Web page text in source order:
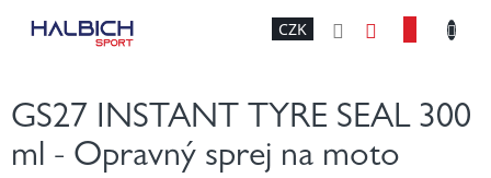
CZK
GS27 INSTANT TYRE SEAL 300
ml - Opravný sprej na moto